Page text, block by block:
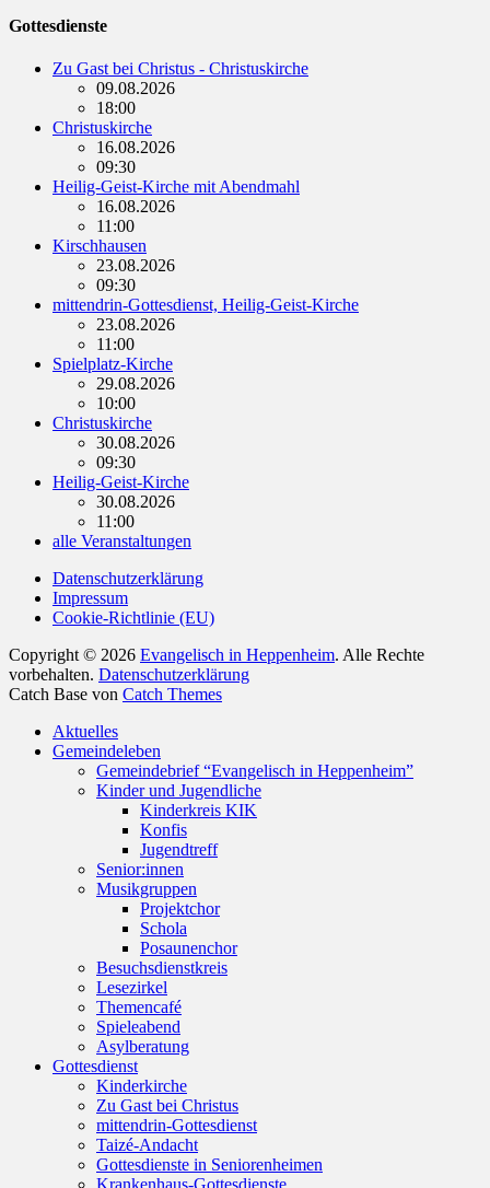
Gottesdienste
Zu Gast bei Christus - Christuskirche
09.08.2026
18:00
Christuskirche
16.08.2026
09:30
Heilig-Geist-Kirche mit Abendmahl
16.08.2026
11:00
Kirschhausen
23.08.2026
09:30
mittendrin-Gottesdienst, Heilig-Geist-Kirche
23.08.2026
11:00
Spielplatz-Kirche
29.08.2026
10:00
Christuskirche
30.08.2026
09:30
Heilig-Geist-Kirche
30.08.2026
11:00
alle Veranstaltungen
Datenschutzerklärung
Impressum
Cookie-Richtlinie (EU)
Copyright © 2026 Evangelisch in Heppenheim. Alle Rechte
vorbehalten. Datenschutzerklärung
Catch Base von Catch Themes
oben
scrollen
Aktuelles
Gemeindeleben
Gemeindebrief “Evangelisch in Heppenheim”
Kinder und Jugendliche
Kinderkreis KIK
Konfis
Jugendtreff
Senior:innen
Musikgruppen
Projektchor
Schola
Posaunenchor
Besuchsdienstkreis
Lesezirkel
Themencafé
Spieleabend
Asylberatung
Gottesdienst
Kinderkirche
Zu Gast bei Christus
mittendrin-Gottesdienst
Taizé-Andacht
Gottesdienste in Seniorenheimen
Krankenhaus-Gottesdienste